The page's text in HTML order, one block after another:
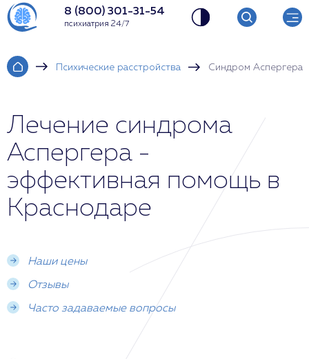
8 (800) 301-31-54
психиатрия 24/7
Психические расстройства Синдром Аспергера
Лечение синдрома
Аспергера -
эффективная помощь в
Краснодаре
Наши цены
Отзывы
Часто задаваемые вопросы